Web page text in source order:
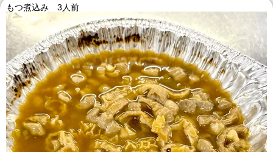
もつ煮込み 3人前